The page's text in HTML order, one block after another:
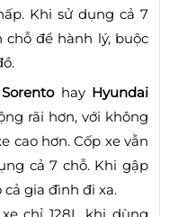
Khi sử dụng cả 7
để hành lý, buộc
hay Hyundai
rãi hơn, với không
cao hơn. Cốp xe vẫn
cả 7 chỗ. Khi gập
gia đình đi xa.